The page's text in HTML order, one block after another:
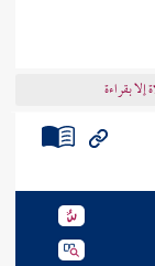
بقراءة